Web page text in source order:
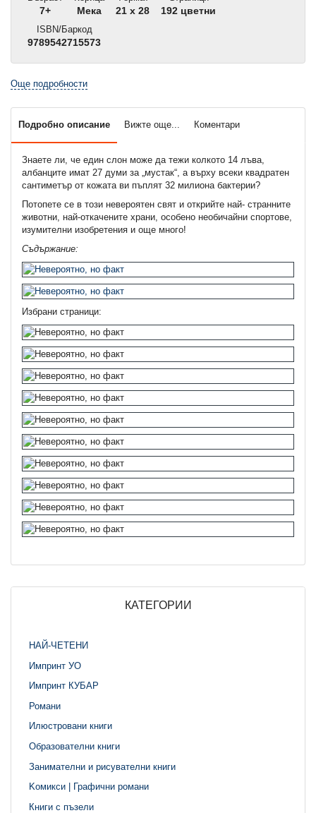
7+
Мека
21 x 28
192 цветни
ISBN/Баркод
9789542715573
Още подробности
Подробно описание Вижте още... Коментари
Знаете ли, че един слон може да тежи колкото 14 лъва,
албанците имат 27 думи за „мустак“, а върху всеки квадратен
сантиметър от кожата ви пъплят 32 милиона бактерии?
Потопете се в този невероятен свят и открийте най- странните
животни, най-откачените храни, особено необичайни спортове,
изумителни изобретения и още много!
Съдържание:
Избрани страници:
КАТЕГОРИИ
НАЙ-ЧЕТЕНИ
Импринт УО
Импринт КУБАР
Романи
Илюстровани книги
Образователни книги
Занимателни и рисувателни книги
Kомикси | Графични романи
Книги с пъзели